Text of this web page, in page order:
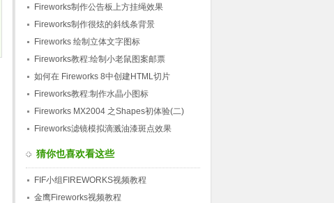
Fireworks制作公告板上方挂绳效果
Fireworks制作很炫的斜线条背景
Fireworks 绘制立体文字图标
Fireworks教程:绘制小老鼠图案邮票
如何在 Fireworks 8中创建HTML切片
Fireworks教程:制作水晶小图标
Fireworks MX2004 之Shapes初体验(二)
Fireworks滤镜模拟滴溅油漆斑点效果
猜你也喜欢看这些
FIF小组FIREWORKS视频教程
金鹰Fireworks视频教程